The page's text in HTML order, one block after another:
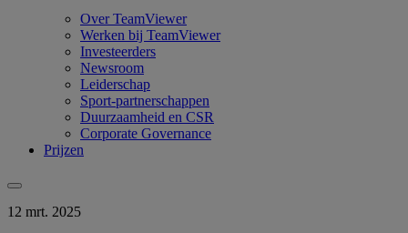
Over TeamViewer
Werken bij TeamViewer
Investeerders
Newsroom
Leiderschap
Sport-partnerschappen
Duurzaamheid en CSR
Corporate Governance
Prijzen
12 mrt. 2025